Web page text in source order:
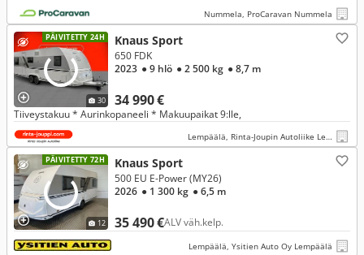
Nummela, ProCaravan Nummela
PÄIVITETTY 24H
30
Knaus Sport
34 990 €
650 FDK
2023 ● 9 hlö ● 2 500 kg ● 8,7 m
Tiiveystakuu * Aurinkopaneeli * Makuupaikat 9:lle,
Lempäälä, Rinta-Joupin Autoliike Lempäälä
PÄIVITETTY 72H
12
Knaus Sport
35 490 €ALV väh.kelp.
500 EU E-Power (MY26)
2026 ● 1 300 kg ● 6,5 m
Lempäälä, Ysitien Auto Oy Lempäälä